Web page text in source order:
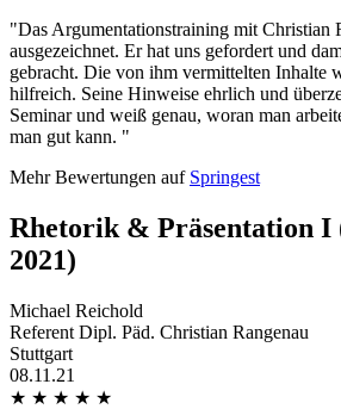
"Das Argumentationstraining mit Christian
ausgezeichnet. Er hat uns gefordert und
gebracht. Die von ihm vermittelten Inhalte
hilfreich. Seine Hinweise ehrlich und
Seminar und weiß genau, woran man
man gut kann. "
Mehr Bewertungen auf Springest
Rhetorik & Präsentation I
2021)
Michael Reichold
Referent Dipl. Päd. Christian Rangenau
Stuttgart
08.11.21
★ ★ ★ ★ ★